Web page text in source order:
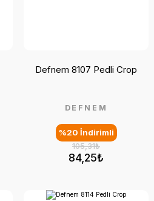
84,25₺
105,31₺
%20 İndirimli
DEFNEM
Defnem 8107 Pedli Crop